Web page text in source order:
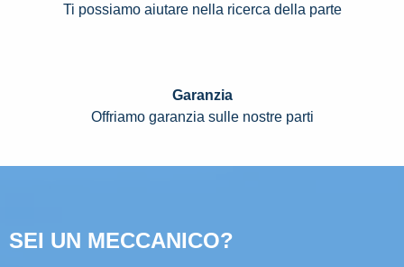
Ti possiamo aiutare nella ricerca della parte
Garanzia
Offriamo garanzia sulle nostre parti
SEI UN MECCANICO?